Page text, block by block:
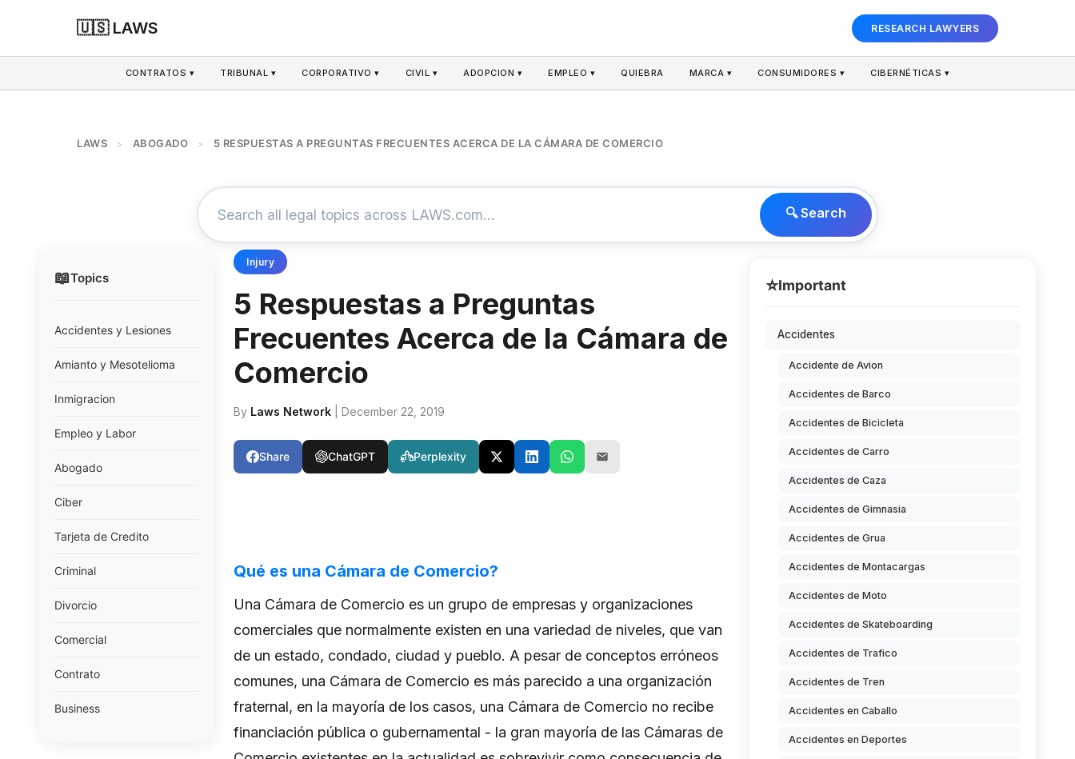
🇺🇸 LAWS RESEARCH LAWYERS
CONTRATOS ▾ TRIBUNAL ▾ CORPORATIVO ▾ CIVIL ▾ ADOPCION ▾ EMPLEO ▾ QUIEBRA MARCA ▾ CONSUMIDORES ▾ CIBERNÉTICAS ▾
LAWS > ABOGADO > 5 RESPUESTAS A PREGUNTAS FRECUENTES ACERCA DE LA CÁMARA DE COMERCIO
🔍 Search
📖Topics
Accidentes y Lesiones
Amianto y Mesotelioma
Inmigracion
Empleo y Labor
Abogado
Ciber
Tarjeta de Credito
Criminal
Divorcio
Comercial
Contrato
Business
Injury
5 Respuestas a Preguntas
Frecuentes Acerca de la Cámara de
Comercio
By Laws Network | December 22, 2019
Share ChatGPT Perplexity
Qué es una Cámara de Comercio?
Una Cámara de Comercio es un grupo de empresas y organizaciones
comerciales que normalmente existen en una variedad de niveles, que van
de un estado, condado, ciudad y pueblo. A pesar de conceptos erróneos
comunes, una Cámara de Comercio es más parecido a una organización
fraternal, en la mayoría de los casos, una Cámara de Comercio no recibe
financiación pública o gubernamental - la gran mayoría de las Cámaras de
⭐Important
Accidentes
Accidente de Avion
Accidentes de Barco
Accidentes de Bicicleta
Accidentes de Carro
Accidentes de Caza
Accidentes de Gimnasia
Accidentes de Grua
Accidentes de Montacargas
Accidentes de Moto
Accidentes de Skateboarding
Accidentes de Trafico
Accidentes de Tren
Accidentes en Caballo
Accidentes en Deportes